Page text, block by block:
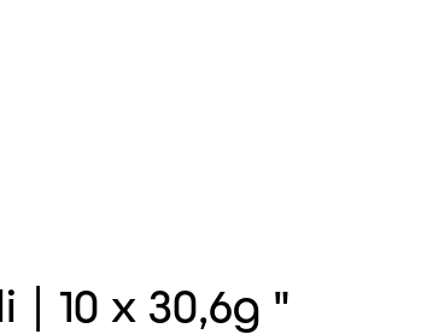
10 x 30,6g "